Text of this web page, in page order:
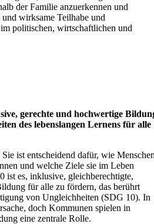
der Familie anzuerkennen und
wirksame Teilhabe und
politischen, wirtschaftlichen und
gerechte und hochwertige
des lebenslangen Lernens für alle
ist entscheidend dafür, wie
und welche Ziele sie im Leben
ist es, inklusive, gleichberechtigte,
für alle zu fördern, das berührt
von Ungleichheiten (SDG 10). In
doch Kommunen spielen in
eine zentrale Rolle.